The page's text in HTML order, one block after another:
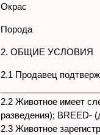
Окрас
Порода
2. ОБЩИЕ УСЛОВИЯ
2.1 Продавец
2.2 Животное имеет
разведения); BREED-
2.3 Животное